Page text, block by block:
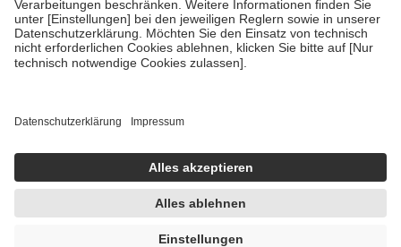
GKV getragen werden
• empfohlenen Schutzimpfungen
• Harn- und Blutteststreifen
getroffen, um sicherzustellen, dass es sich um echte Bewertungen
https://help.etrusted.com/hc/de/articles/4419944605341
Einige Bilder und Inhalte wurden unter Zuhilfenahme künstlicher